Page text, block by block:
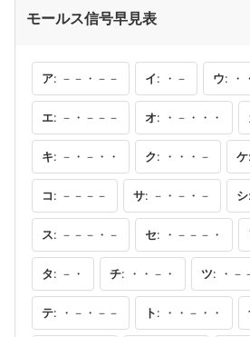
モールス信号早見表
ア: －－・－－ イ: ・－ ウ: ・
エ: －・－－－ オ: ・－・・・
キ: －・－・・ ク: ・・・－ ケ
コ: －－－－ サ: －・－・－ シ
ス: －－－・－ セ: ・－－－・
タ: －・ チ: ・・－・ ツ: ・－
テ: ・－・－－ ト: ・・－・・